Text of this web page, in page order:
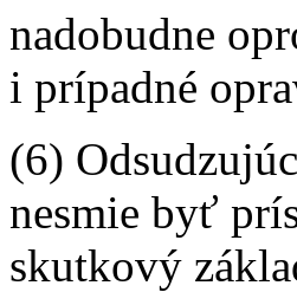
nadobudne
i prípadné
(6)
nesmie byť
skutkový